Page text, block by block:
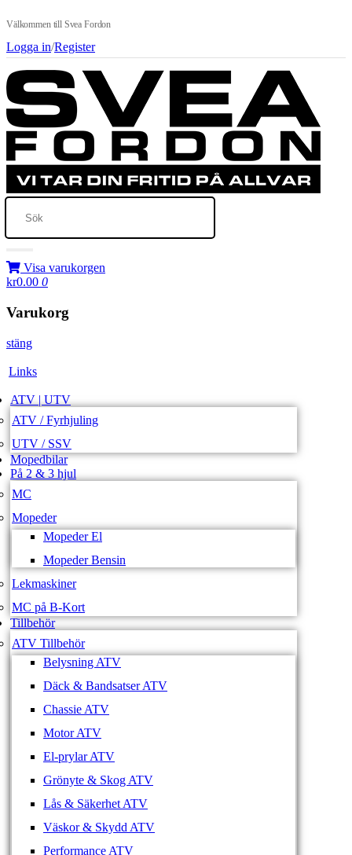
Välkommen till Svea Fordon
Logga in/Register
Visa varukorgen
kr0.00 0
Varukorg
stäng
Links
ATV | UTV
ATV / Fyrhjuling
UTV / SSV
Mopedbilar
På 2 & 3 hjul
MC
Mopeder
Mopeder El
Mopeder Bensin
Lekmaskiner
MC på B-Kort
Tillbehör
ATV Tillbehör
Belysning ATV
Däck & Bandsatser ATV
Chassie ATV
Motor ATV
El-prylar ATV
Grönyte & Skog ATV
Lås & Säkerhet ATV
Väskor & Skydd ATV
Performance ATV